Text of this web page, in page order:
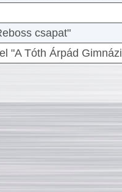
csapat"
"A Tóth Árpád